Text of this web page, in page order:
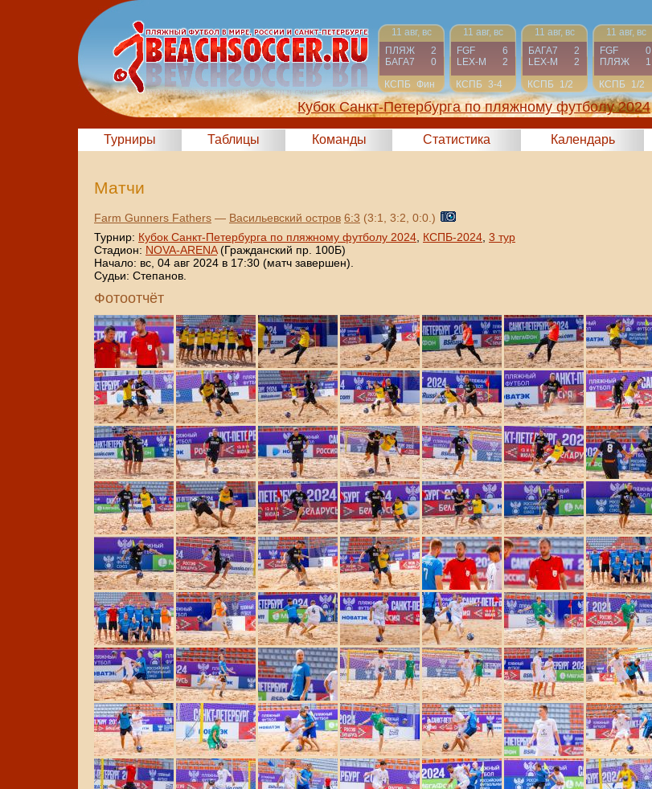
11 авг, вс
ПЛЯЖ
2
БАГА7
0
КСПБ Фин
11 авг, вс
FGF
6
LEX-М
2
КСПБ 3-4
11 авг, вс
БАГА7
2
LEX-М
2
КСПБ
1/2
11 авг, вс
FGF
0
ПЛЯЖ
1
КСПБ
1/2
Кубок Санкт-Петербурга по пляжному футболу 2024
Турниры Таблицы Команды Статистика Календарь
Матчи
Farm Gunners Fathers — Васильевский остров 6:3 (3:1, 3:2, 0:0.)
Турнир: Кубок Санкт-Петербурга по пляжному футболу 2024 КСПБ-2024 3 тур
Стадион: NOVA-ARENA(Гражданский пр. 100Б)
Начало: вс, 04 авг 2024 в 17:30 (матч завершен).
Судьи: Степанов.
Фотоотчёт